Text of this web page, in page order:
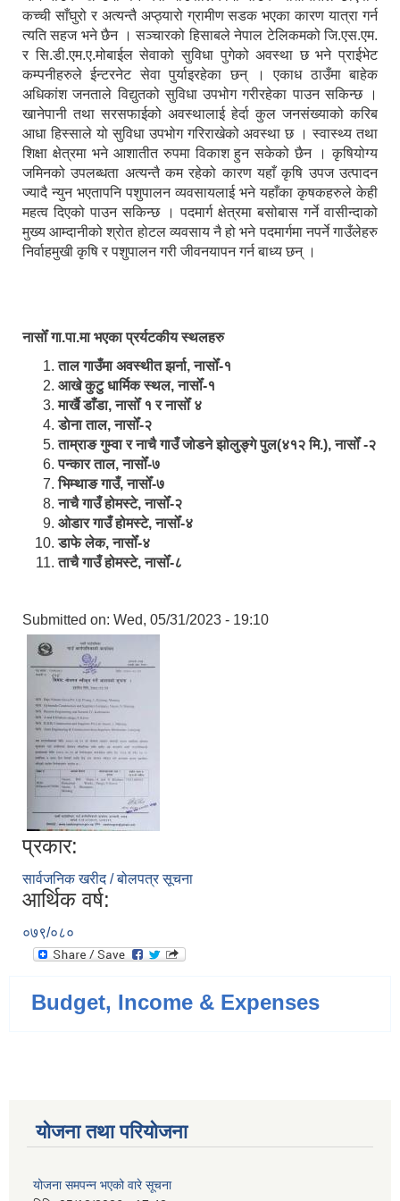
कच्ची साँघुरो र अत्यन्तै अप्ठ्यारो ग्रामीण सडक भएका कारण यात्रा गर्न
त्यति सहज भने छैन । सञ्चारको हिसाबले नेपाल टेलिकमको जि.एस.एम.
र सि.डी.एम.ए.मोबाईल सेवाको सुविधा पुगेको अवस्था छ भने प्राईभेट
कम्पनीहरुले ईन्टरनेट सेवा पुर्याइरहेका छन् । एकाध ठाउँमा बाहेक
अधिकांश जनताले विद्युतको सुविधा उपभोग गरीरहेका पाउन सकिन्छ ।
खानेपानी तथा सरसफाईको अवस्थालाई हेर्दा कुल जनसंख्याको करिब
आधा हिस्साले यो सुविधा उपभोग गरिराखेको अवस्था छ । स्वास्थ्य तथा
शिक्षा क्षेत्रमा भने आशातीत रुपमा विकाश हुन सकेको छैन । कृषियोग्य
जमिनको उपलब्धता अत्यन्तै कम रहेको कारण यहाँ कृषि उपज उत्पादन
ज्यादै न्युन भएतापनि पशुपालन व्यवसायलाई भने यहाँका कृषकहरुले केही
महत्व दिएको पाउन सकिन्छ । पदमार्ग क्षेत्रमा बसोबास गर्ने वासीन्दाको
मुख्य आम्दानीको श्रोत होटल व्यवसाय नै हो भने पदमार्गमा नपर्ने गाउँलेहरु
निर्वाहमुखी कृषि र पशुपालन गरी जीवनयापन गर्न बाध्य छन् ।
नासोँ गा.पा.मा भएका प्रर्यटकीय स्थलहरु
ताल गाउँमा अवस्थीत झर्ना, नासोँ-१
आखे कुटु धार्मिक स्थल, नासोँ-१
मार्खै डाँडा, नासोँ १ र नासोँ ४
डाेना ताल, नासोँ-२
ताम्राङ गुम्वा र नाचै गाउँ जोडने झोलुङ्गे पुल(४१२ मि.), नासोँ -२
पन्कार ताल, नासोँ-७
भिम्थाङ गाउँ, नासोँ-७
नाचै गाउँ होमस्टे, नासोँ-२
ओ‍‍‌डार गाउँ होमस्टे, नासोँ-४
डाफे लेक, नासोँ-४
ताचै गाउँ होमस्टे, नासोँ-८
Submitted on: Wed, 05/31/2023 - 19:10
प्रकार:
सार्वजनिक खरीद / बोलपत्र सूचना
आर्थिक वर्ष:
०७९/०८०
Budget, Income & Expenses
योजना तथा परियोजना
योजना समपन्न भएको वारे सूचना